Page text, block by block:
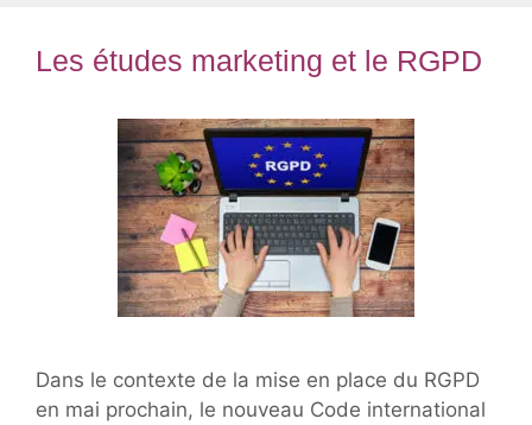
Les études marketing et le RGPD
Dans le contexte de la mise en place du RGPD
en mai prochain, le nouveau Code international